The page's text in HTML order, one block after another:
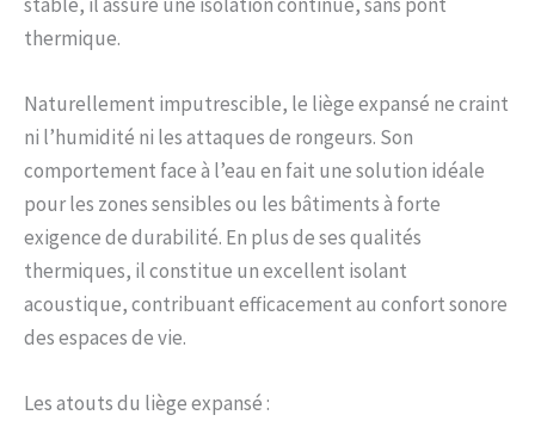
thermique.
Naturellement imputrescible, le liège expansé ne craint
ni l’humidité ni les attaques de rongeurs. Son
comportement face à l’eau en fait une solution idéale
pour les zones sensibles ou les bâtiments à forte
exigence de durabilité. En plus de ses qualités
thermiques, il constitue un excellent isolant
acoustique, contribuant efficacement au confort sonore
des espaces de vie.
Les atouts du liège expansé :